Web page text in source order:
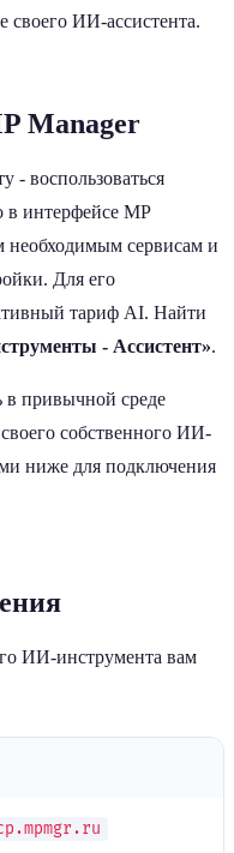
своего ИИ-ассистента.
Manager
- воспользоваться
интерфейсе MP
необходимым сервисам и
Для его
тариф AI. Найти
- Ассистент».
в привычной среде
собственного ИИ-
ниже для подключения
ИИ-инструмента вам